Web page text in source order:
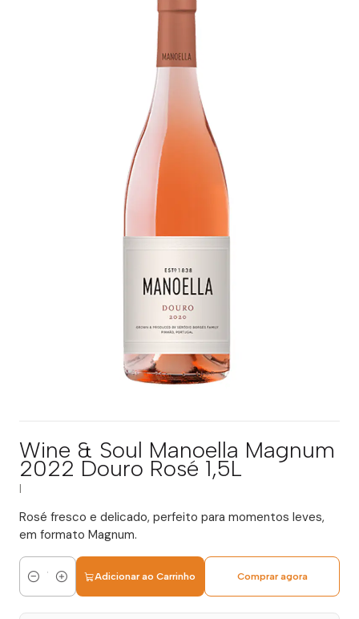
Wine & Soul Manoella Magnum
2022 Douro Rosé 1,5L
Rosé fresco e delicado, perfeito para momentos leves,
em formato Magnum.
Quantidade
Adicionar ao Carrinho Comprar agora